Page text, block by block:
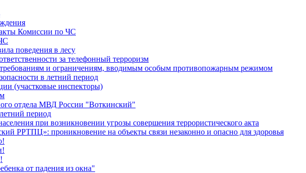
Комиссии по ЧС
поведения в лесу
за телефонный терроризм
и ограничениям, вводимым особым противопожарным режимом
в летний период
(участковые инспекторы)
отдела МВД России "Воткинский"
период
при возникновении угрозы совершения террористического акта
РРТПЦ»: проникновение на объекты связи незаконно и опасно для здоровья
от падения из окна"